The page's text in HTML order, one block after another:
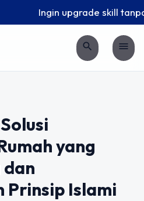
Ingin upgrade skill
search menu
yang
dan
Prinsip Islami